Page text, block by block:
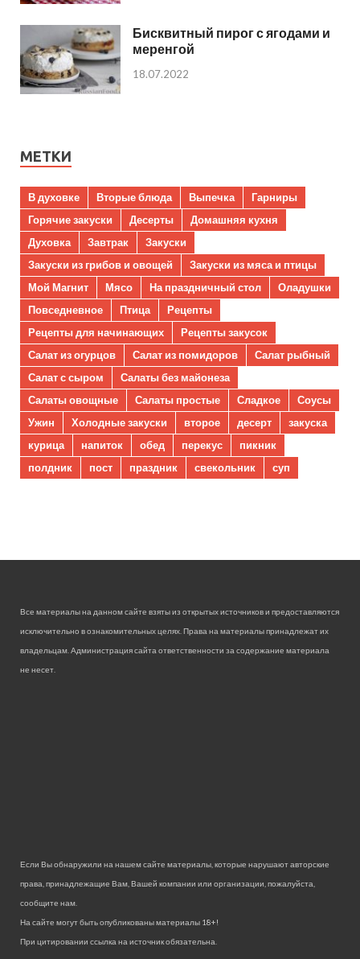
Бисквитный пирог с ягодами и
меренгой
18.07.2022
МЕТКИ
В духовке Вторые блюда Выпечка
Гарниры
Горячие закуски
Десерты
Домашняя кухня
Духовка
Завтрак
Закуски
Закуски из грибов и овощей
Закуски из мяса и птицы
Мой Магнит
Мясо На праздничный стол
Оладушки
Повседневное
Птица
Рецепты
Рецепты для начинающих
Рецепты закусок
Салат из огурцов
Салат из помидоров
Салат рыбный
Салат с сыром
Салаты без майонеза
Салаты овощные
Салаты простые Сладкое
Соусы
Ужин
Холодные закуски второе десерт
закуска
курица
напиток обед перекус
пикник
полдник
пост праздник свекольник суп
Все материалы на данном сайте взяты из открытых источников и предоставляются
исключительно в ознакомительных целях. Права на материалы принадлежат их
владельцам. Администрация сайта ответственности за содержание материала
не несет.
Если Вы обнаружили на нашем сайте материалы, которые нарушают авторские
права, принадлежащие Вам, Вашей компании или организации, пожалуйста,
сообщите нам.
На сайте могут быть опубликованы материалы 18+!
При цитировании ссылка на источник обязательна.